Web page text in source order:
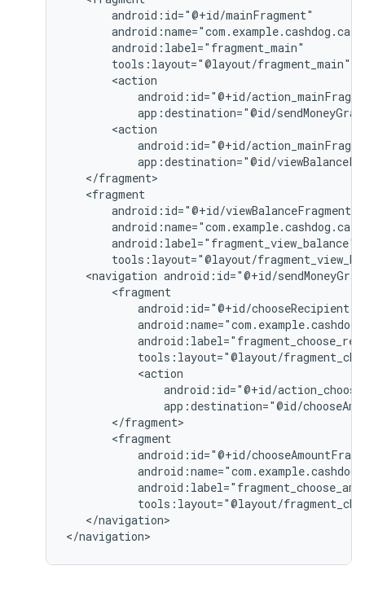
tools:layout="@layout/fragment_main"
app:destination="@id/
app:destination="@id/
tools:layout="@layout/
<navigation android:id="@+id/
app:destination="@id/
tools:layout="@layout/
</navigation>